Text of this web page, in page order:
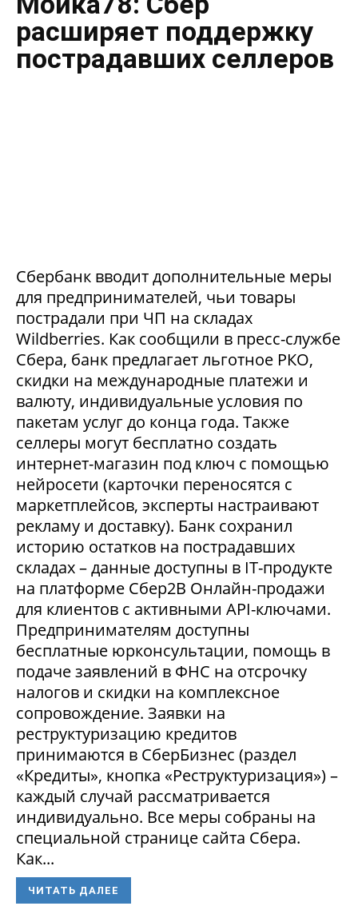
расширяет поддержку
пострадавших селлеров
Сбербанк вводит дополнительные меры
для предпринимателей, чьи товары
пострадали при ЧП на складах
Wildberries. Как сообщили в пресс-службе
Сбера, банк предлагает льготное РКО,
скидки на международные платежи и
валюту, индивидуальные условия по
пакетам услуг до конца года. Также
селлеры могут бесплатно создать
интернет-магазин под ключ с помощью
нейросети (карточки переносятся с
маркетплейсов, эксперты настраивают
рекламу и доставку). Банк сохранил
историю остатков на пострадавших
складах – данные доступны в IT-продукте
на платформе Сбер2В Онлайн-продажи
для клиентов с активными API-ключами.
Предпринимателям доступны
бесплатные юрконсультации, помощь в
подаче заявлений в ФНС на отсрочку
налогов и скидки на комплексное
сопровождение. Заявки на
реструктуризацию кредитов
принимаются в СберБизнес (раздел
«Кредиты», кнопка «Реструктуризация») –
каждый случай рассматривается
индивидуально. Все меры собраны на
специальной странице сайта Сбера.
Как...
ЧИТАТЬ ДАЛЕЕ